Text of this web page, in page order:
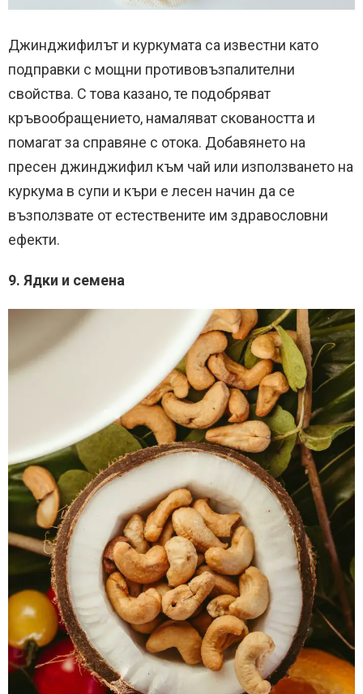
Джинджифилът и куркумата са известни като
подправки с мощни противовъзпалителни
свойства. С това казано, те подобряват
кръвообращението, намаляват сковаността и
помагат за справяне с отока. Добавянето на
пресен джинджифил към чай или използването на
куркума в супи и къри е лесен начин да се
възползвате от естествените им здравословни
ефекти.
9. Ядки и семена